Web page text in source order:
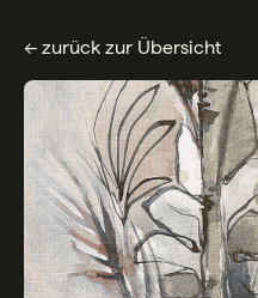
← zurück zur Übersicht